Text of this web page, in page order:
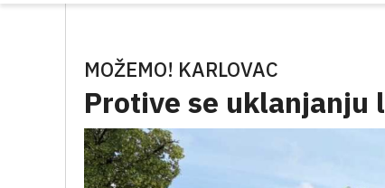
MOŽEMO! KARLOVAC
Protive se uklanjanju